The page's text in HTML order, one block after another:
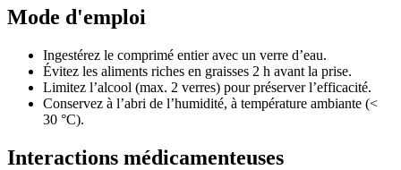
Mode d'emploi
Ingestérez le comprimé entier avec un verre d’eau.
Évitez les aliments riches en graisses 2 h avant la prise.
Limitez l’alcool (max. 2 verres) pour préserver l’efficacité.
Conservez à l’abri de l’humidité, à température ambiante (<
30 °C).
Interactions médicamenteuses